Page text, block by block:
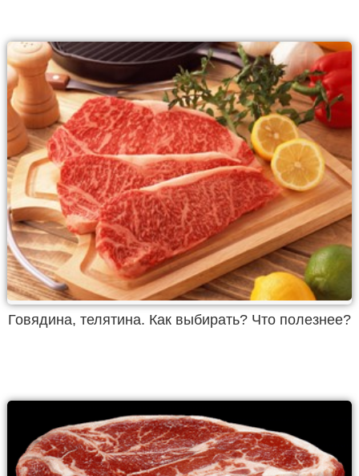
Говядина, телятина. Как выбирать? Что полезнее?